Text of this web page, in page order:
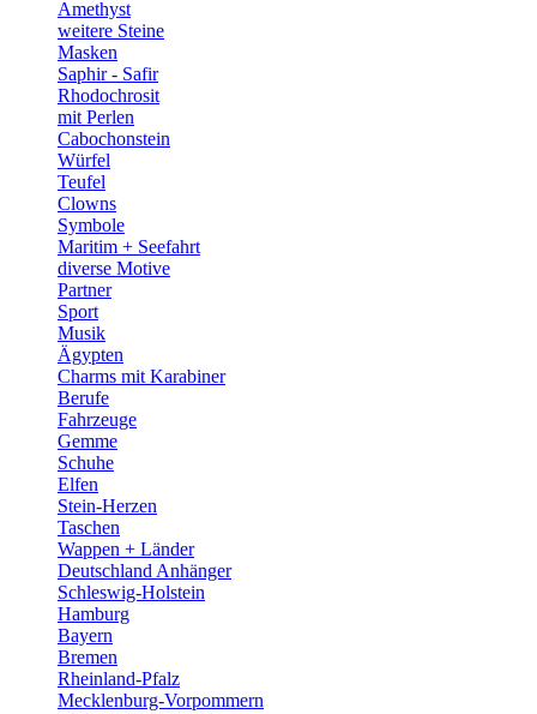
Amethyst
weitere Steine
Masken
Saphir - Safir
Rhodochrosit
mit Perlen
Cabochonstein
Würfel
Teufel
Clowns
Symbole
Maritim + Seefahrt
diverse Motive
Partner
Sport
Musik
Ägypten
Charms mit Karabiner
Berufe
Fahrzeuge
Gemme
Schuhe
Elfen
Stein-Herzen
Taschen
Wappen + Länder
Deutschland Anhänger
Schleswig-Holstein
Hamburg
Bayern
Bremen
Rheinland-Pfalz
Mecklenburg-Vorpommern